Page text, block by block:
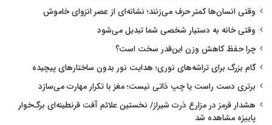
وقتی انسان‌ها کمتر حرف می‌زنند؛ نشانه‌ای از عصر انزوای خاموش
وقتی خانه به دستیار شخصی شما تبدیل می‌شود
چرا حفظ کاهش وزن این‌قدر سخت است؟
گام بزرگ برای تراشه‌های نوری؛ هدایت نور بدون ساختارهای پیچیده
برتری دست راست یا چپ ذاتی نیست؛ مغز با تکرار مهارت می‌سازد
هشدار قرمز در مزارع ذرت شیراز/ نخستین علائم آفت قرنطینه‌ای برگ‌خوار
پاییزه مشاهده شد